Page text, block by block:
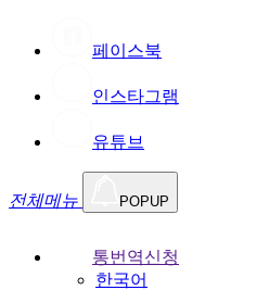
페이스북
인스타그램
유튜브
전체메뉴 POPUP
통번역신청
한국어